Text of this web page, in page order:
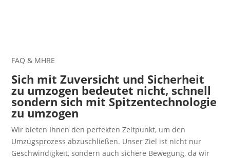
FAQ & MHRE
Sich mit Zuversicht und Sicherheit
zu umzogen bedeutet nicht, schnell
sondern sich mit Spitzentechnologie
zu umzogen
Wir bieten Ihnen den perfekten Zeitpunkt, um den
Umzugsprozess abzuschließen. Unser Ziel ist nicht nur
Geschwindigkeit, sondern auch sichere Bewegung, da wir